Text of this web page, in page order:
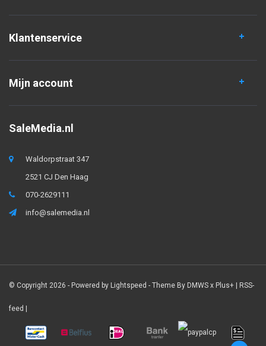
Klantenservice
Mijn account
SaleMedia.nl
Waldorpstraat 347
2521 CJ Den Haag
070-2629111
info@salemedia.nl
© Copyright 2026 - Powered by Lightspeed - Theme By DMWS x Plus+ RSS-
feed